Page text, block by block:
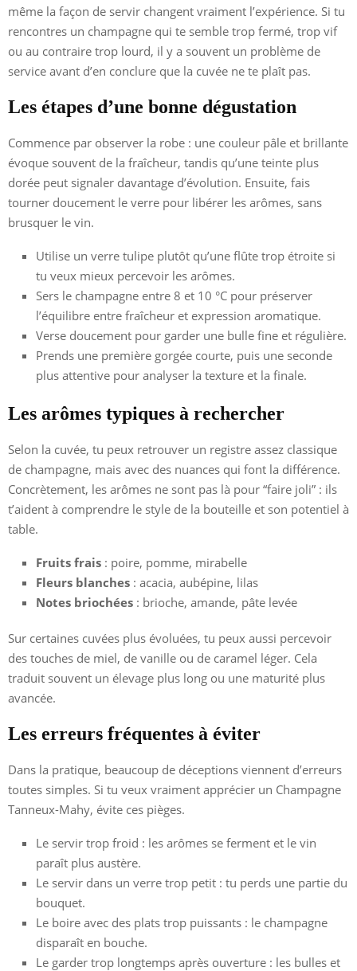
même la façon de servir changent vraiment l’expérience. Si tu
rencontres un champagne qui te semble trop fermé, trop vif
ou au contraire trop lourd, il y a souvent un problème de
service avant d’en conclure que la cuvée ne te plaît pas.
Les étapes d’une bonne dégustation
Commence par observer la robe : une couleur pâle et brillante
évoque souvent de la fraîcheur, tandis qu’une teinte plus
dorée peut signaler davantage d’évolution. Ensuite, fais
tourner doucement le verre pour libérer les arômes, sans
brusquer le vin.
Utilise un verre tulipe plutôt qu’une flûte trop étroite si
tu veux mieux percevoir les arômes.
Sers le champagne entre 8 et 10 °C pour préserver
l’équilibre entre fraîcheur et expression aromatique.
Verse doucement pour garder une bulle fine et régulière.
Prends une première gorgée courte, puis une seconde
plus attentive pour analyser la texture et la finale.
Les arômes typiques à rechercher
Selon la cuvée, tu peux retrouver un registre assez classique
de champagne, mais avec des nuances qui font la différence.
Concrètement, les arômes ne sont pas là pour “faire joli” : ils
t’aident à comprendre le style de la bouteille et son potentiel à
table.
Fruits frais : poire, pomme, mirabelle
Fleurs blanches : acacia, aubépine, lilas
Notes briochées : brioche, amande, pâte levée
Sur certaines cuvées plus évoluées, tu peux aussi percevoir
des touches de miel, de vanille ou de caramel léger. Cela
traduit souvent un élevage plus long ou une maturité plus
avancée.
Les erreurs fréquentes à éviter
Dans la pratique, beaucoup de déceptions viennent d’erreurs
toutes simples. Si tu veux vraiment apprécier un Champagne
Tanneux-Mahy, évite ces pièges.
Le servir trop froid : les arômes se ferment et le vin
paraît plus austère.
Le servir dans un verre trop petit : tu perds une partie du
bouquet.
Le boire avec des plats trop puissants : le champagne
disparaît en bouche.
Le garder trop longtemps après ouverture : les bulles et